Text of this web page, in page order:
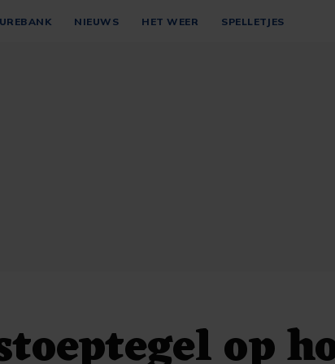
NIEUWS HET WEER SPELLETJES